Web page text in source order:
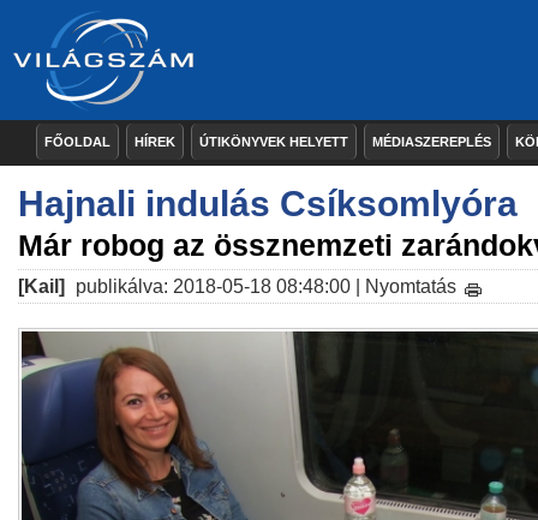
FŐOLDAL HÍREK ÚTIKÖNYVEK HELYETT MÉDIASZEREPLÉS
Hajnali indulás Csíksomlyóra
Már robog az össznemzeti
[Kail] publikálva: 2018-05-18 08:48:00 | Nyomtatás